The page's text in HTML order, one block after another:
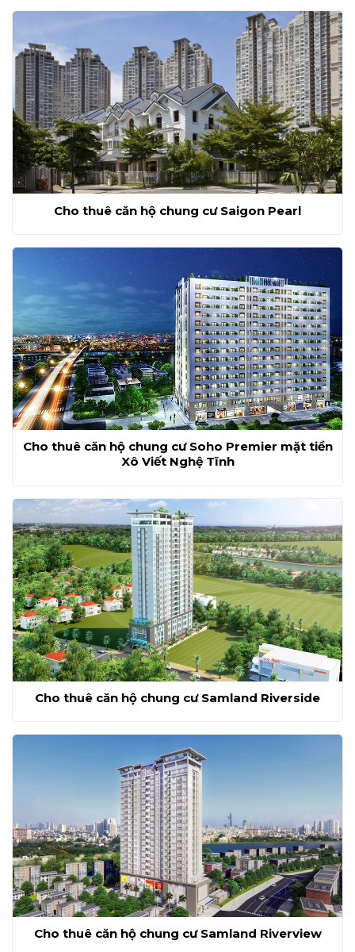
Cho thuê căn hộ chung cư Saigon Pearl
Cho thuê căn hộ chung cư Soho Premier mặt tiền
Xô Viết Nghệ Tĩnh
Cho thuê căn hộ chung cư Samland Riverside
Cho thuê căn hộ chung cư Samland Riverview